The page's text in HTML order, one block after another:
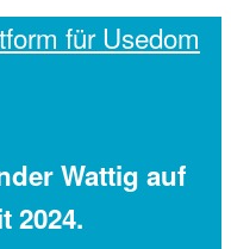
Wattig auf
2024.